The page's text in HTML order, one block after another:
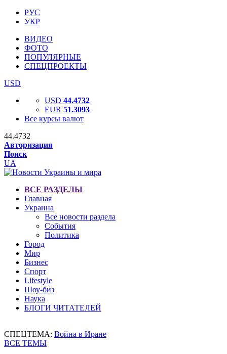
РУС
УКР
ВИДЕО
ФОТО
ПОПУЛЯРНЫЕ
СПЕЦПРОЕКТЫ
USD
USD 44.4732
EUR 51.3093
Все курсы валют
44.4732
Авторизация
Поиск
UA
ВСЕ РАЗДЕЛЫ
Главная
Украина
Все новости раздела
События
Политика
Город
Мир
Бизнес
Спорт
Lifestyle
Шоу-биз
Наука
БЛОГИ ЧИТАТЕЛЕЙ
СПЕЦТЕМА: Война в Иране
ВСЕ ТЕМЫ